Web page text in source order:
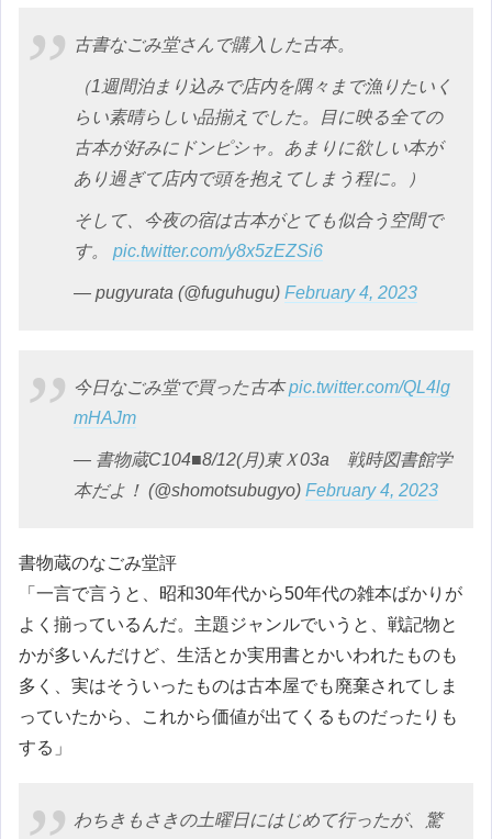
古書なごみ堂さんで購入した古本。
（1週間泊まり込みで店内を隅々まで漁りたいく
らい素晴らしい品揃えでした。目に映る全ての
古本が好みにドンピシャ。あまりに欲しい本が
あり過ぎて店内で頭を抱えてしまう程に。）
そして、今夜の宿は古本がとても似合う空間で
す。 pic.twitter.com/y8x5zEZSi6
— pugyurata (@fuguhugu) February 4, 2023
今日なごみ堂で買った古本pic.twitter.com/QL4lg
mHAJm
— 書物蔵C104■8/12(月)東Ｘ03a 戦時図書館学
本だよ！ (@shomotsubugyo) February 4, 2023
書物蔵のなごみ堂評
「一言で言うと、昭和30年代から50年代の雑本ばかりが
よく揃っているんだ。主題ジャンルでいうと、戦記物と
かが多いんだけど、生活とか実用書とかいわれたものも
多く、実はそういったものは古本屋でも廃棄されてしま
っていたから、これから価値が出てくるものだったりも
する」
わちきもさきの土曜日にはじめて行ったが、驚